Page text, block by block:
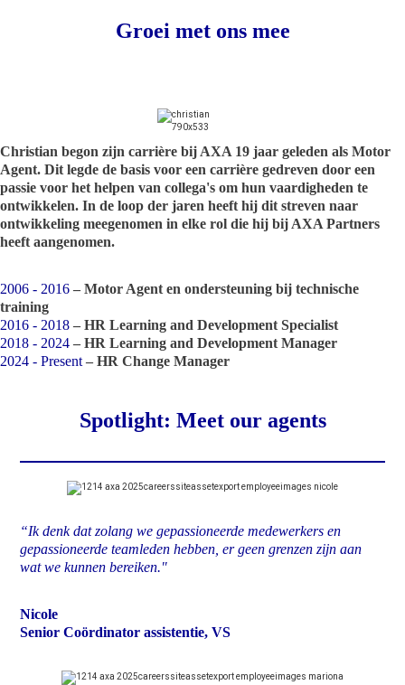
Groei met ons mee
Christian begon zijn carrière bij AXA 19 jaar geleden als Motor
Agent. Dit legde de basis voor een carrière gedreven door een
passie voor het helpen van collega's om hun vaardigheden te
ontwikkelen. In de loop der jaren heeft hij dit streven naar
ontwikkeling meegenomen in elke rol die hij bij AXA Partners
heeft aangenomen.
2006 - 2016 – Motor Agent en ondersteuning bij technische
training
2016 - 2018 – HR Learning and Development Specialist
2018 - 2024 – HR Learning and Development Manager
2024 - Present – HR Change Manager
Spotlight: Meet our agents
“Ik denk dat zolang we gepassioneerde medewerkers en
gepassioneerde teamleden hebben, er geen grenzen zijn aan
wat we kunnen bereiken."
Nicole
Senior Coördinator assistentie, VS